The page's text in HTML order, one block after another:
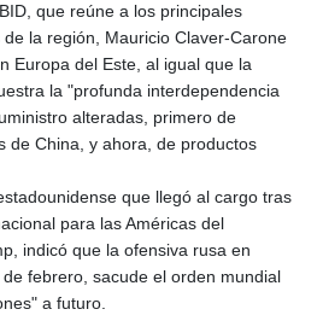
que reúne a los principales
la región, Mauricio Claver-Carone
Europa del Este, al igual que la
la "profunda interdependencia
alteradas, primero de
de China, y ahora, de productos
que llegó al cargo tras
para las Américas del
indicó que la ofensiva rusa en
febrero, sacude el orden mundial
a futuro.